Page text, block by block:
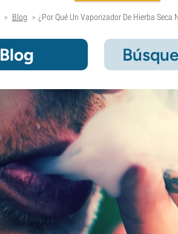
> Blog > ¿Por Qué Un Vaporizador De Hierba Seca
Blog